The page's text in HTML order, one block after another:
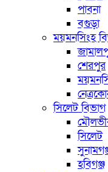
পাবনা
বগুড়া
ময়মনসিংহ
শেরপুর
সিলেট বিভাগ
সিলেট
হবিগঞ্জ